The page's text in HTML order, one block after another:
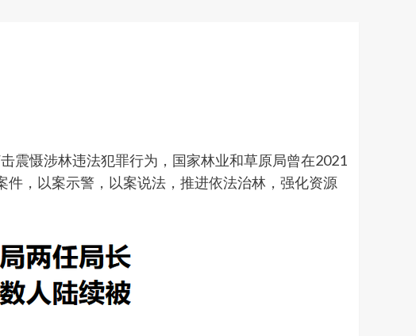
震慑涉林违法犯罪行为，国家林业和草原局曾在2021
，以案示警，以案说法，推进依法治林，强化资源